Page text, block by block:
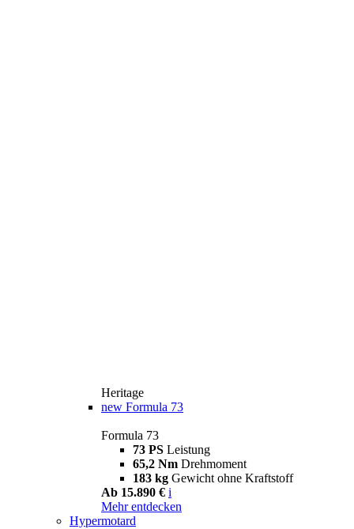
Heritage
new Formula 73
Formula 73
73 PS Leistung
65,2 Nm Drehmoment
183 kg Gewicht ohne Kraftstoff
Ab 15.890 € i
Mehr entdecken
Hypermotard